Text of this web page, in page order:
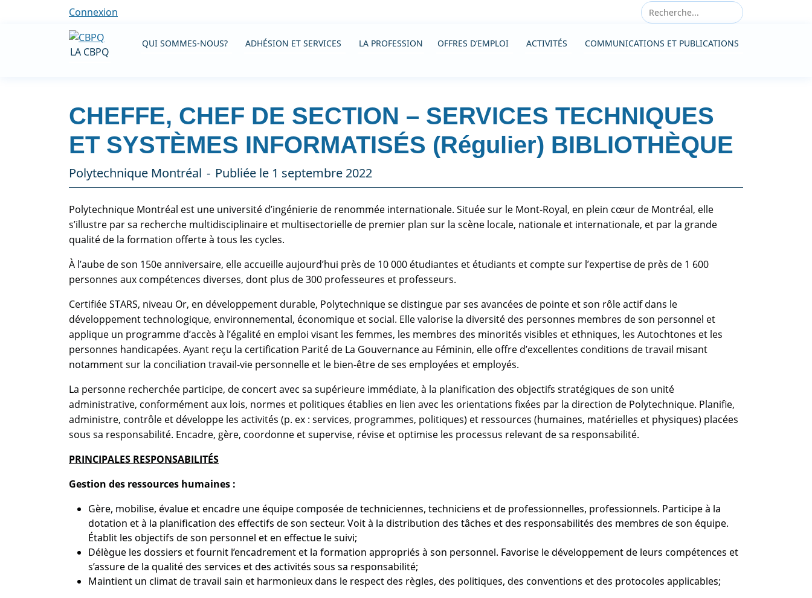
Connexion
LA CBPQ
QUI SOMMES-NOUS? ADHÉSION ET SERVICES LA PROFESSION OFFRES D’EMPLOI ACTIVITÉS COMMUNICATIONS ET PUBLICATIONS
CHEFFE, CHEF DE SECTION – SERVICES TECHNIQUES
ET SYSTÈMES INFORMATISÉS (Régulier) BIBLIOTHÈQUE
Polytechnique Montréal Publiée le 1 septembre 2022
Polytechnique Montréal est une université d’ingénierie de renommée internationale. Située sur le Mont-Royal, en plein cœur de Montréal, elle
s’illustre par sa recherche multidisciplinaire et multisectorielle de premier plan sur la scène locale, nationale et internationale, et par la grande
qualité de la formation offerte à tous les cycles.
À l’aube de son 150e anniversaire, elle accueille aujourd’hui près de 10 000 étudiantes et étudiants et compte sur l’expertise de près de 1 600
personnes aux compétences diverses, dont plus de 300 professeures et professeurs.
Certifiée STARS, niveau Or, en développement durable, Polytechnique se distingue par ses avancées de pointe et son rôle actif dans le
développement technologique, environnemental, économique et social. Elle valorise la diversité des personnes membres de son personnel et
applique un programme d’accès à l’égalité en emploi visant les femmes, les membres des minorités visibles et ethniques, les Autochtones et les
personnes handicapées. Ayant reçu la certification Parité de La Gouvernance au Féminin, elle offre d’excellentes conditions de travail misant
notamment sur la conciliation travail-vie personnelle et le bien-être de ses employées et employés.
La personne recherchée participe, de concert avec sa supérieure immédiate, à la planification des objectifs stratégiques de son unité
administrative, conformément aux lois, normes et politiques établies en lien avec les orientations fixées par la direction de Polytechnique. Planifie,
administre, contrôle et développe les activités (p. ex : services, programmes, politiques) et ressources (humaines, matérielles et physiques) placées
sous sa responsabilité. Encadre, gère, coordonne et supervise, révise et optimise les processus relevant de sa responsabilité.
PRINCIPALES RESPONSABILITÉS
Gestion des ressources humaines :
Gère, mobilise, évalue et encadre une équipe composée de techniciennes, techniciens et de professionnelles, professionnels. Participe à la
dotation et à la planification des effectifs de son secteur. Voit à la distribution des tâches et des responsabilités des membres de son équipe.
Établit les objectifs de son personnel et en effectue le suivi;
Délègue les dossiers et fournit l’encadrement et la formation appropriés à son personnel. Favorise le développement de leurs compétences et
s’assure de la qualité des services et des activités sous sa responsabilité;
Maintient un climat de travail sain et harmonieux dans le respect des règles, des politiques, des conventions et des protocoles applicables;